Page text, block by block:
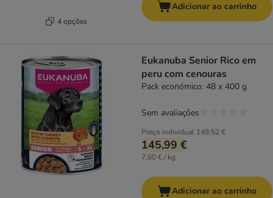
4 opções
Adicionar ao carrinho
Eukanuba Senior Rico em
peru com cenouras
Pack económico: 48 x 400 g
Preço individual 149,52 €
145,99 €
7,60 € / kg
Sem avaliações
Adicionar ao carrinho